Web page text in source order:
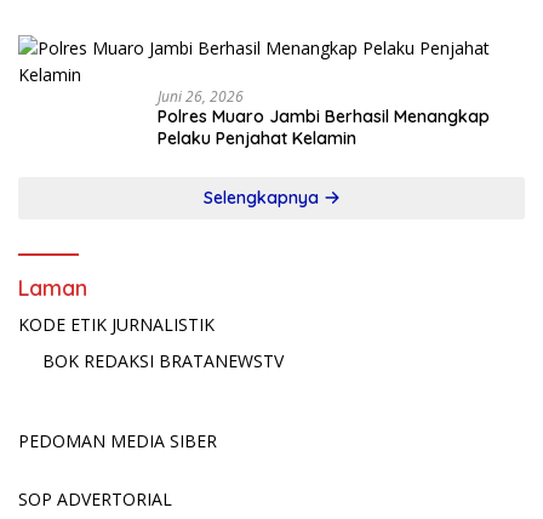
Juni 26, 2026
Polres Muaro Jambi Berhasil Menangkap
Pelaku Penjahat Kelamin
Selengkapnya
Laman
KODE ETIK JURNALISTIK
BOK REDAKSI BRATANEWSTV
PEDOMAN MEDIA SIBER
SOP ADVERTORIAL